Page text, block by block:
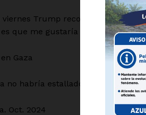
viernes Trump reconoció:
que me gustaría resolverlo y,
Gaza
no habría estallado si yo fuera el
Oct. 2024